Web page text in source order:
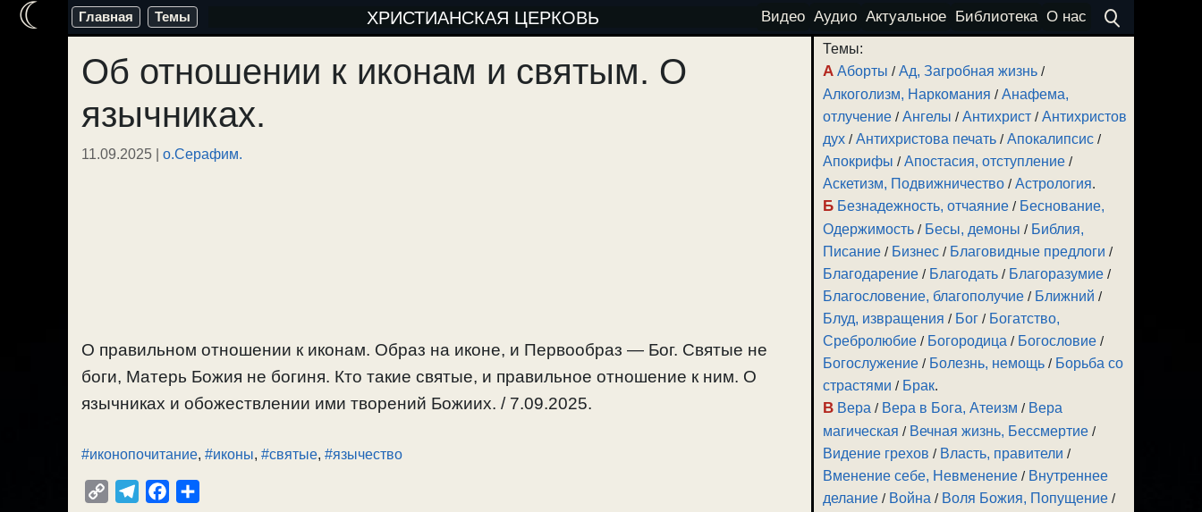
Перейти
содержимому
Главная Темы ХРИСТИАНСКАЯ ЦЕРКОВЬ Видео Аудио Актуальное Библиотека О нас
Об отношении к иконам и святым. О
язычниках.
11.09.2025 | о.Серафим.
О правильном отношении к иконам. Образ на иконе, и Первообраз — Бог. Святые не
боги, Матерь Божия не богиня. Кто такие святые, и правильное отношение к ним. О
язычниках и обожествлении ими творений Божиих. / 7.09.2025.
#иконопочитание, #иконы, #святые, #язычество
Темы:
А Аборты /Ад, Загробная жизнь /
Алкоголизм, Наркомания /Анафема,
отлучение /Ангелы /Антихрист /Антихристов
дух /Антихристова печать /Апокалипсис /
Апокрифы /Апостасия, отступление /
Аскетизм, Подвижничество /Астрология.
Б Безнадежность, отчаяние / Беснование,
Одержимость / Бесы, демоны / Библия,
Писание / Бизнес / Благовидные предлоги /
Благодарение / Благодать / Благоразумие /
Благословение, благополучие / Ближний /
Блуд, извращения / Бог / Богатство,
Сребролюбие / Богородица / Богословие /
Богослужение / Болезнь, немощь / Борьба со
страстями / Брак.
В Вера / Вера в Бога, Атеизм / Вера
магическая / Вечная жизнь, Бессмертие /
Видение грехов / Власть, правители /
Вменение себе, Невменение / Внутреннее
делание / Война / Воля Божия, Попущение /
☾